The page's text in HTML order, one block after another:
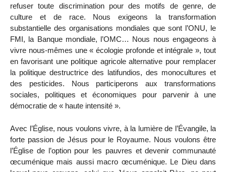
refuser toute discrimination pour des motifs de genre, de
culture et de race. Nous exigeons la transformation
substantielle des organisations mondiales que sont l’ONU, le
FMI, la Banque mondiale, l’OMC… Nous nous engageons à
vivre nous-mêmes une « écologie profonde et intégrale », tout
en favorisant une politique agricole alternative pour remplacer
la politique destructrice des latifundios, des monocultures et
des pesticides. Nous participerons aux transformations
sociales, politiques et économiques pour parvenir à une
démocratie de « haute intensité ».
Avec l’Église, nous voulons vivre, à la lumière de l’Évangile, la
forte passion de Jésus pour le Royaume. Nous voulons être
l’Église de l’option pour les pauvres et devenir communauté
œcuménique mais aussi macro œcuménique. Le Dieu dans